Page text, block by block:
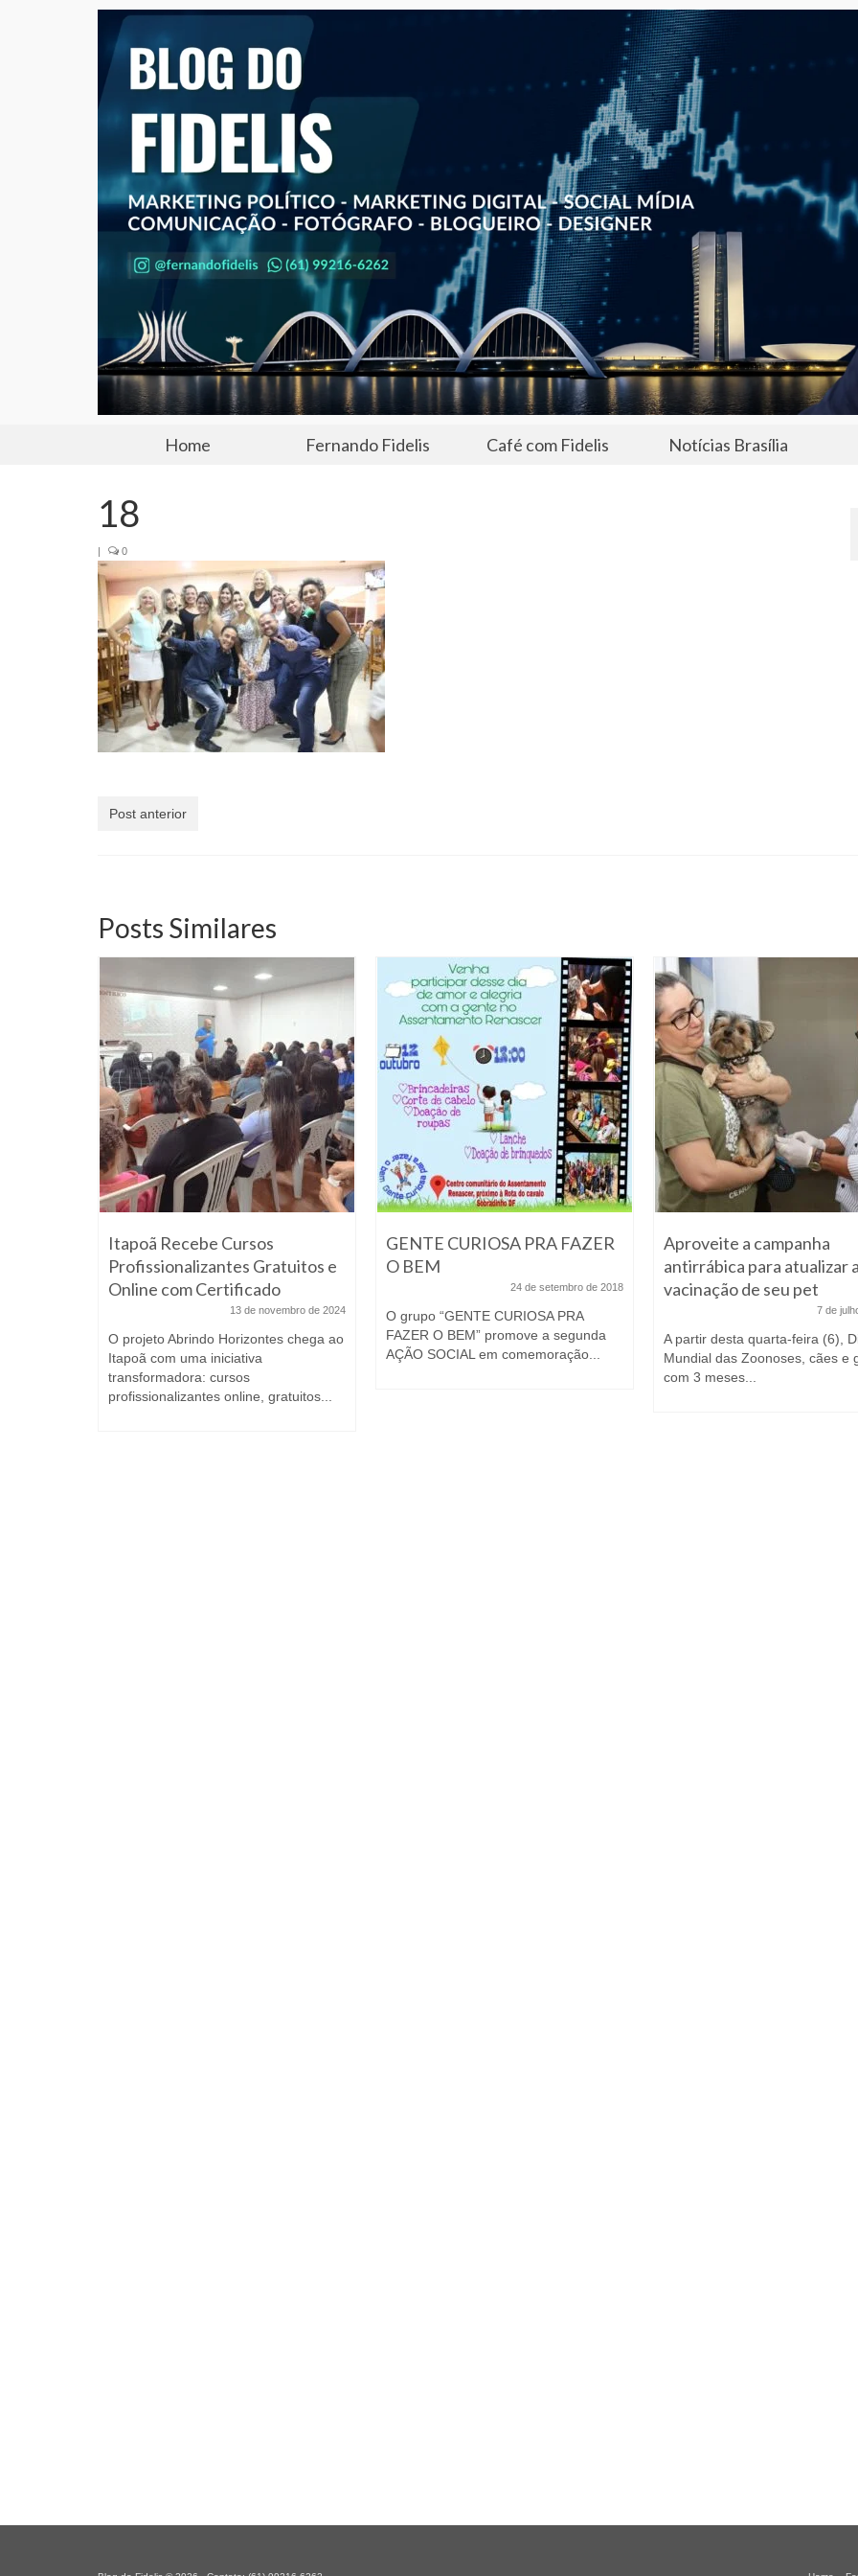
Home Fernando Fidelis Café com Fidelis Notícias Brasília
18
| 0
Post anterior
Posts Similares
Itapoã Recebe Cursos
Profissionalizantes Gratuitos e
Online com Certificado
13 de novembro de 2024
O projeto Abrindo Horizontes chega ao
Itapoã com uma iniciativa
transformadora: cursos
profissionalizantes online, gratuitos...
GENTE CURIOSA PRA FAZER
O BEM
24 de setembro de 2018
O grupo “GENTE CURIOSA PRA
FAZER O BEM” promove a segunda
AÇÃO SOCIAL em comemoração...
Aproveite a campanha
antirrábica para atualizar a
vacinação de seu pet
7 de
A partir desta quarta-feira (6),
Mundial das Zoonoses, cães e
com 3 meses...